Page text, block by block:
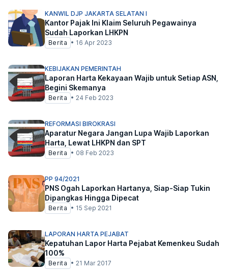
KANWIL DJP JAKARTA SELATAN I
Kantor Pajak Ini Klaim Seluruh Pegawainya
Sudah Laporkan LHKPN
Berita • 16 Apr 2023
KEBIJAKAN PEMERINTAH
Laporan Harta Kekayaan Wajib untuk Setiap ASN,
Begini Skemanya
Berita • 24 Feb 2023
REFORMASI BIROKRASI
Aparatur Negara Jangan Lupa Wajib Laporkan
Harta, Lewat LHKPN dan SPT
Berita • 08 Feb 2023
PP 94/2021
PNS Ogah Laporkan Hartanya, Siap-Siap Tukin
Dipangkas Hingga Dipecat
Berita • 15 Sep 2021
LAPORAN HARTA PEJABAT
Kepatuhan Lapor Harta Pejabat Kemenkeu Sudah
100%
Berita • 21 Mar 2017